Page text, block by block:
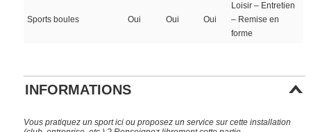
Sports boules Oui Oui Oui
Loisir – Entretien
– Remise en
forme
INFORMATIONS
Vous pratiquez un sport ici ou proposez un service sur cette installation